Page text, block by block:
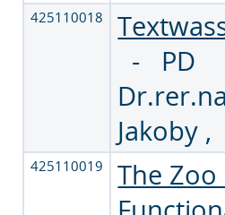
425110018
- PD
Jakoby
425110019
The Zoo